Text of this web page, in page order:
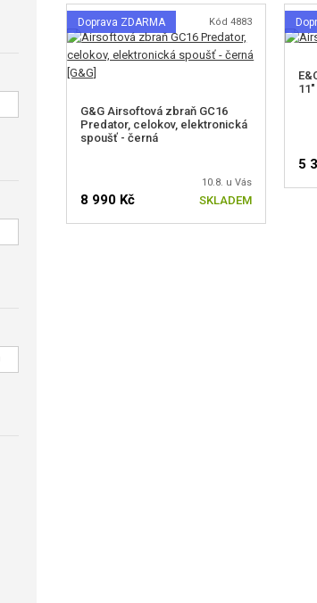
Doprava ZDARMA Kód 4883
G&G Airsoftová zbraň GC16
Predator, celokov, elektronická
spoušť - černá
10.8. u Vás
8 990 Kč SKLADEM
5